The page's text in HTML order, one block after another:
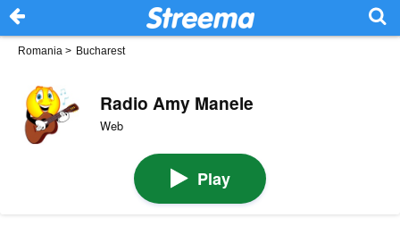
Romania > Bucharest
Radio Amy Manele
Web
Play